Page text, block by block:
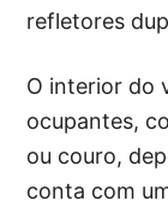
refletores
O interior do
ocupantes,
ou couro,
conta com